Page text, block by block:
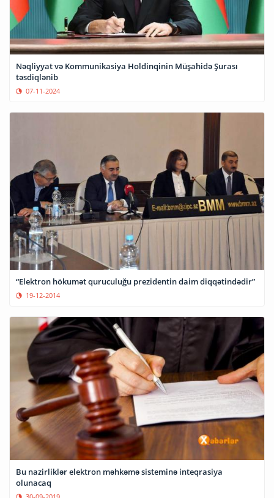
Nəqliyyat və Kommunikasiya Holdinqinin Müşahidə Şurası
təsdiqlənib
07-11-2024
“Elektron hökumət quruculuğu prezidentin daim diqqətindədir”
19-12-2014
Bu nazirliklər elektron məhkəmə sisteminə inteqrasiya
olunacaq